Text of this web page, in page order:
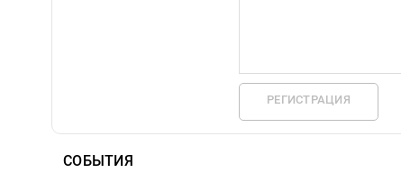
РЕГИСТРАЦИЯ
СОБЫТИЯ